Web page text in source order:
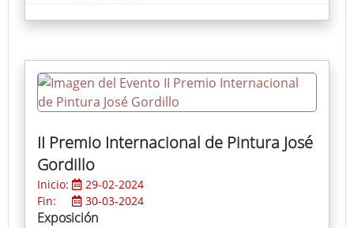
En cada localidad se instala una pista deportiva
actividades muy demandadas por los más jóvenes.
II Premio Internacional de Pintura José
Gordillo
Inicio:
29-02-2024
Fin:
30-03-2024
Exposición